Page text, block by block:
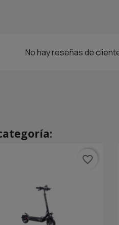
No hay reseñas de
favorite_border